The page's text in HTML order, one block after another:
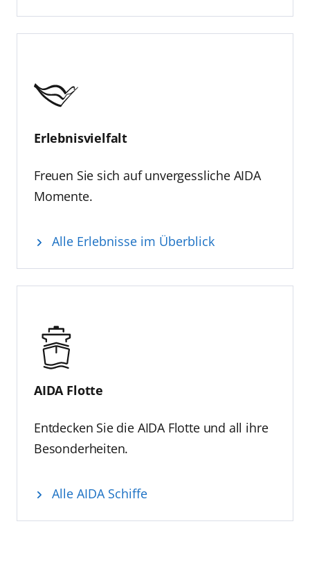
Erlebnisvielfalt
Freuen Sie sich auf unvergessliche AIDA
Momente.
Alle Erlebnisse im Überblick
AIDA Flotte
Entdecken Sie die AIDA Flotte und all ihre
Besonderheiten.
Alle AIDA Schiffe